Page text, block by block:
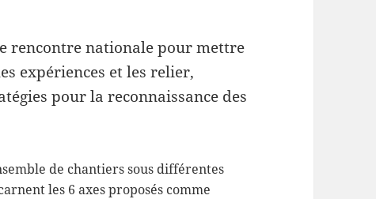
rencontre nationale pour mettre
expériences et les relier,
pour la reconnaissance des
de chantiers sous différentes
les 6 axes proposés comme